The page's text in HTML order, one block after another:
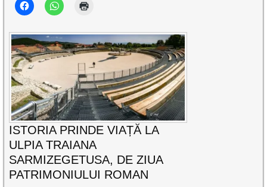
ISTORIA PRINDE VIAȚĂ LA
ULPIA TRAIANA
SARMIZEGETUSA, DE ZIUA
PATRIMONIULUI ROMAN